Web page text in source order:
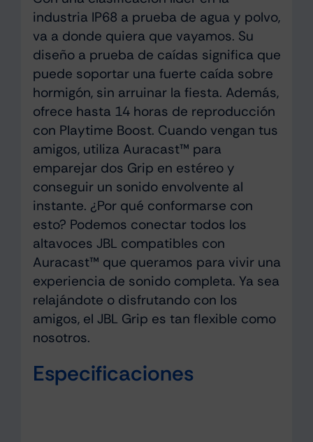
industria IP68 a prueba de agua y polvo,
va a donde quiera que vayamos. Su
diseño a prueba de caídas significa que
puede soportar una fuerte caída sobre
hormigón, sin arruinar la fiesta. Además,
ofrece hasta 14 horas de reproducción
con Playtime Boost. Cuando vengan tus
amigos, utiliza Auracast™ para
emparejar dos Grip en estéreo y
conseguir un sonido envolvente al
instante. ¿Por qué conformarse con
esto? Podemos conectar todos los
altavoces JBL compatibles con
Auracast™ que queramos para vivir una
experiencia de sonido completa. Ya sea
relajándote o disfrutando con los
amigos, el JBL Grip es tan flexible como
nosotros.
Especificaciones